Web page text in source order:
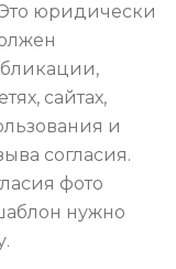
юридически
сайтах,
и
согласия.
фото
нужно